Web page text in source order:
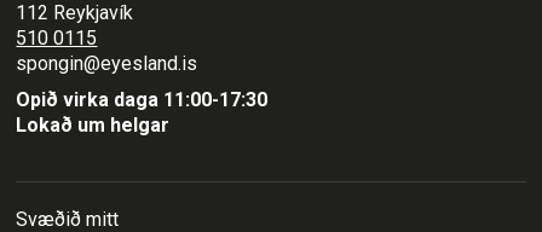
112 Reykjavík
510 0115
spongin@eyesland.is
Opið virka daga 11:00-17:30
Lokað um helgar
Svæðið mitt